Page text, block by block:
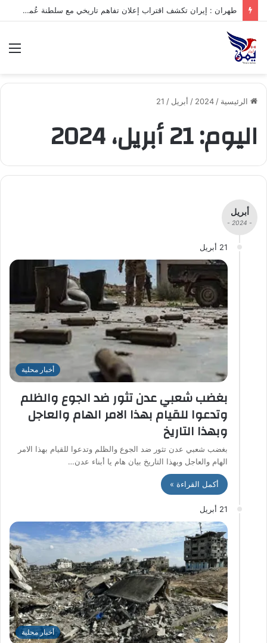
.تعرف على متوسط أسعار الذهب في صنعاء وعدن الخميس – 06/08/2026
الرئيسية /
2024
/ أبريل /
21
اليوم:21 أبريل، 2024
أبريل
- 2024 -
21 أبريل
أخبار محلية
بغضب شعبي عدن تثور ضد الجوع والظلم
وتدعوا للقيام بهذا الامر الهام والعاجل
وبهذا التاريخ
بغضب شعبي عدن تثور ضد الجوع والظلم وتدعوا للقيام بهذا الامر
الهام والعاجل وبهذا التاريخ بيان هام يا أبناء عدن…
أكمل القراءة »
21 أبريل
أخبار محلية